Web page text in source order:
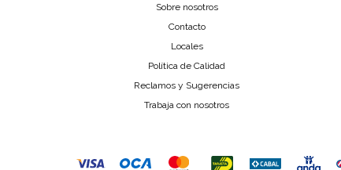
Sobre nosotros
Contacto
Locales
Política de Calidad
Reclamos y Sugerencias
Trabaja con nosotros